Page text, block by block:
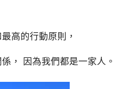
高的行動原則，
， 因為我們都是一家人。